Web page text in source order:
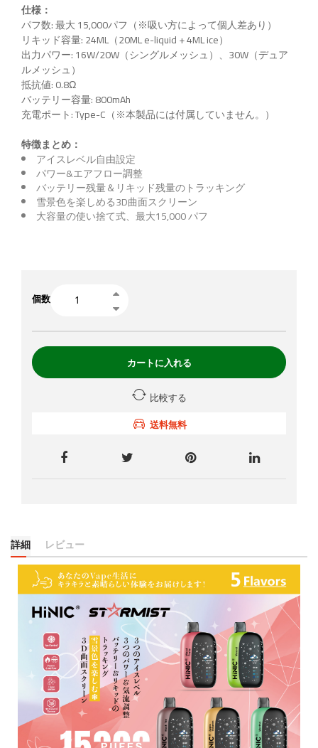
仕様：
パフ数: 最大 15,000パフ（※吸い方によって個人差あり）
リキッド容量: 24ML（20ML e-liquid + 4ML ice）
出力パワー: 16W/20W（シングルメッシュ）、30W（デュア
ルメッシュ）
抵抗値: 0.8Ω
バッテリー容量: 800mAh
充電ポート: Type-C（※本製品には付属していません。）
特徴まとめ：
アイスレベル自由設定
パワー&エアフロー調整
バッテリー残量＆リキッド残量のトラッキング
雪景色を楽しめる3D曲面スクリーン
大容量の使い捨て式、最大15,000 パフ
個数
カートに入れる
比較する
送料無料
詳細 レビュー